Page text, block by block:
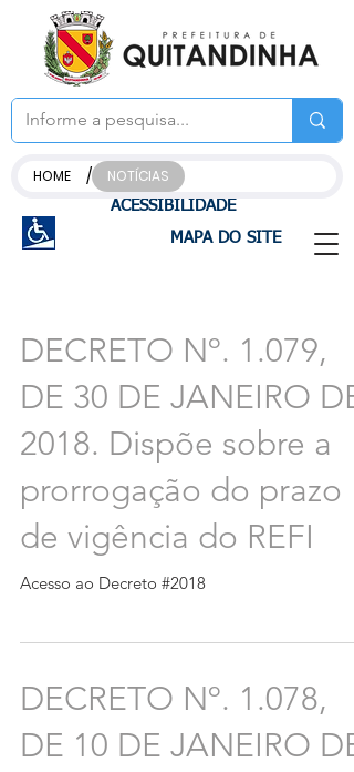
ACESSIBILIDADE
MAPA DO SITE
HOME / NOTÍCIAS
DECRETO Nº. 1.079,
DE 30 DE JANEIRO DE
2018. Dispõe sobre a
prorrogação do prazo
de vigência do REFI
Acesso ao Decreto #2018
DECRETO Nº. 1.078,
DE 10 DE JANEIRO DE